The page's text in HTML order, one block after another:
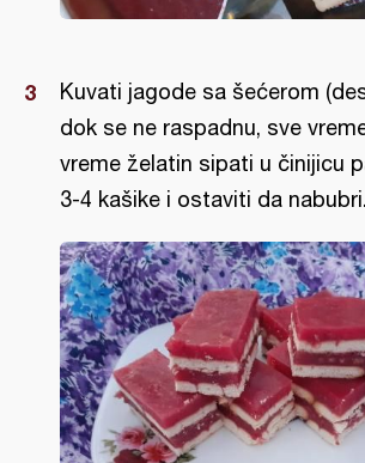
Kuvati jagode sa šećerom
dok se ne raspadnu, sve
vreme želatin sipati u činijicu
3-4 kašike i ostaviti da nabubri.